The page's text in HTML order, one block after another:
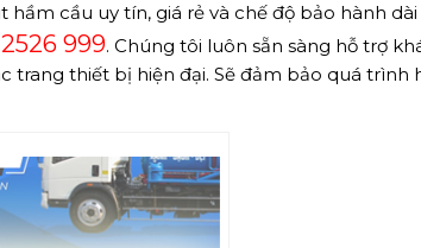
cầu uy tín, giá rẻ và chế độ bảo hành dài
999. Chúng tôi luôn sẵn sàng hỗ trợ
trang thiết bị hiện đại. Sẽ đảm bảo quá trình